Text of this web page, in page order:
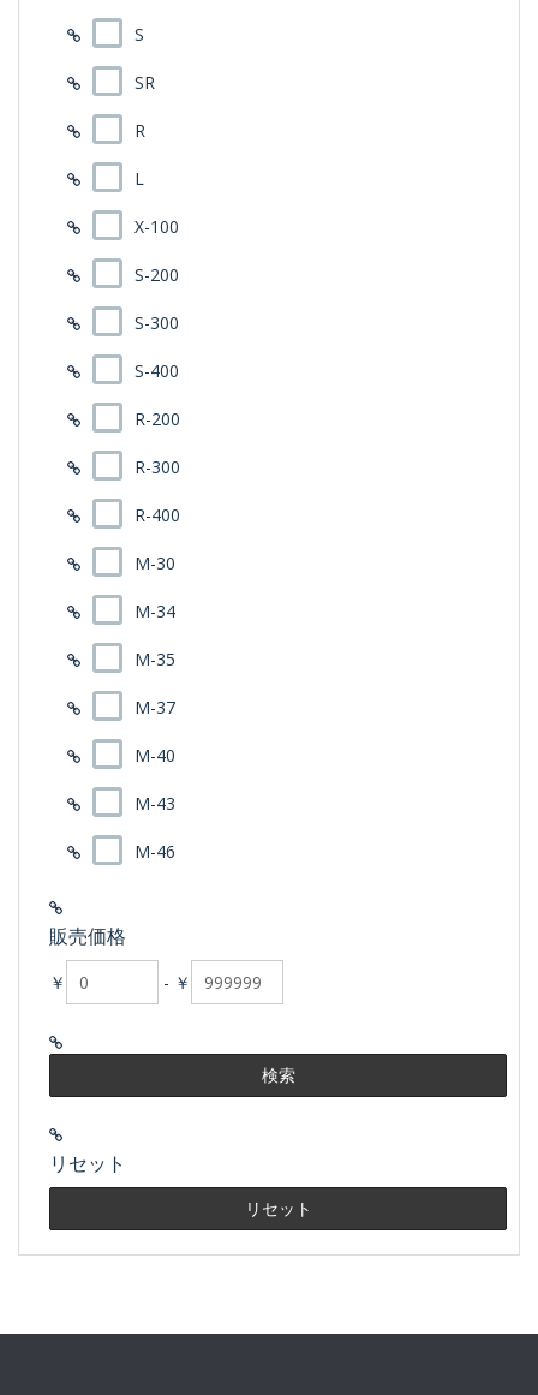
S
SR
R
L
X-100
S-200
S-300
S-400
R-200
R-300
R-400
M-30
M-34
M-35
M-37
M-40
M-43
M-46
販売価格
￥ - ￥
リセット